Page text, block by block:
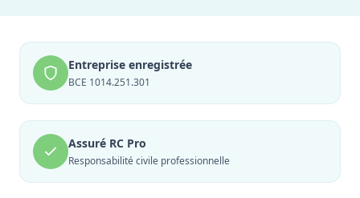
Entreprise enregistrée
BCE 1014.251.301
Assuré RC Pro
Responsabilité civile professionnelle